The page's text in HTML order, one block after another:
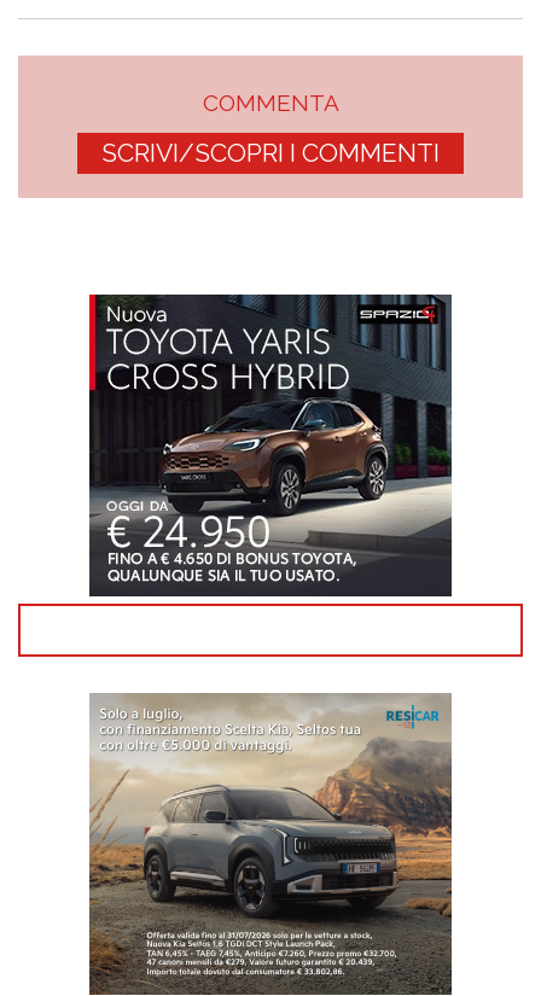
COMMENTA
SCRIVI/SCOPRI I COMMENTI